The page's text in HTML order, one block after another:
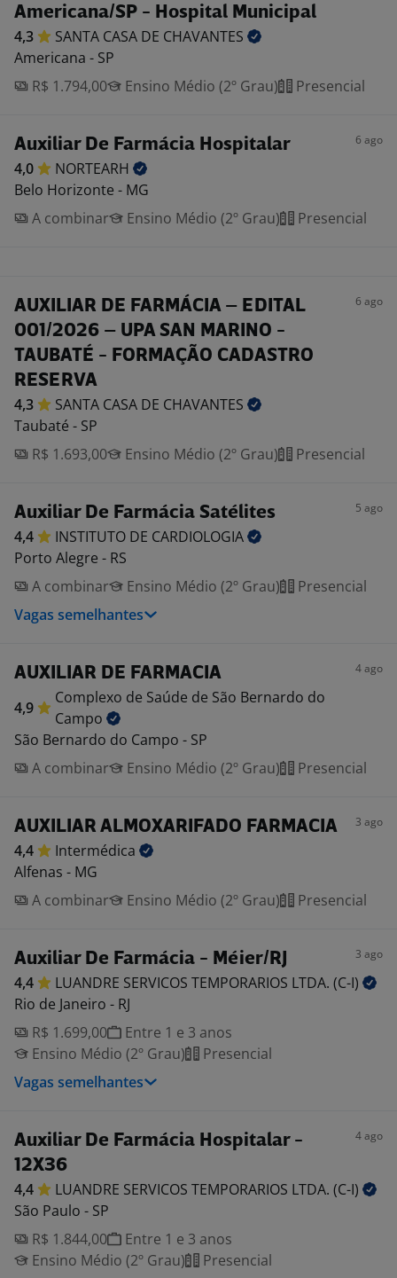
Americana/SP - Hospital Municipal
4,3 SANTA CASA DE CHAVANTES
Americana - SP
R$ 1.794,00
Ensino Médio (2º Grau) Presencial
Auxiliar De Farmácia Hospitalar 6 ago
4,0
NORTEARH
Belo Horizonte - MG
A combinar
Ensino Médio (2º Grau) Presencial
AUXILIAR DE FARMÁCIA – EDITAL
001/2026 – UPA SAN MARINO -
TAUBATÉ - FORMAÇÃO CADASTRO
RESERVA
6 ago
4,3 SANTA CASA DE CHAVANTES
Taubaté - SP
R$ 1.693,00
Ensino Médio (2º Grau) Presencial
Auxiliar De Farmácia Satélites 5 ago
4,4 INSTITUTO DE CARDIOLOGIA
Porto Alegre - RS
A combinar
Ensino Médio (2º Grau)
Presencial
Vagas semelhantes
AUXILIAR DE FARMACIA 4 ago
4,9
Complexo de Saúde de São Bernardo do
Campo
São Bernardo do Campo - SP
A combinar
Ensino Médio (2º Grau) Presencial
AUXILIAR ALMOXARIFADO FARMACIA 3 ago
4,4
Intermédica
Alfenas - MG
A combinar
Ensino Médio (2º Grau) Presencial
Auxiliar De Farmácia - Méier/RJ 3 ago
4,4 LUANDRE SERVICOS TEMPORARIOS LTDA. (C-I)
Rio de Janeiro - RJ
R$ 1.699,00
Entre 1 e 3 anos
Ensino Médio (2º Grau)
Presencial
Vagas semelhantes
Auxiliar De Farmácia Hospitalar -
12X36
4 ago
4,4 LUANDRE SERVICOS TEMPORARIOS LTDA. (C-I)
São Paulo - SP
R$ 1.844,00
Entre 1 e 3 anos
Ensino Médio (2º Grau)
Presencial